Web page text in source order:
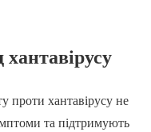
проти хантавірусу не
та підтримують